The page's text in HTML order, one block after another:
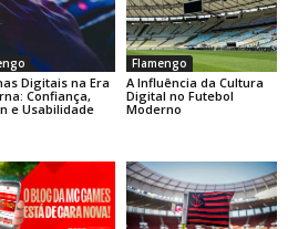
Digitais na Era
Confiança,
e Usabilidade
Flamengo
A Influência da Cultura
Digital no Futebol
Moderno